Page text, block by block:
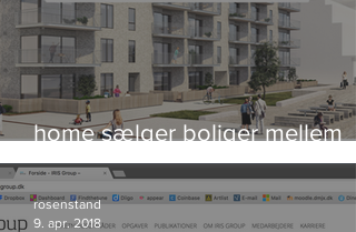
home sælger boliger mellem
himmel og hav
rosenstand
9. apr. 2018